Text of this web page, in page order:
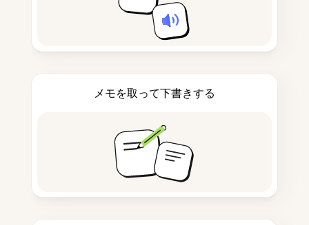
メモを取って下書きする